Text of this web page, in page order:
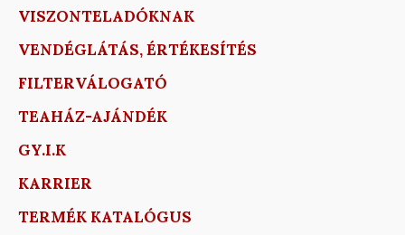
VISZONTELADÓKNAK
VENDÉGLÁTÁS, ÉRTÉKESÍTÉS
FILTERVÁLOGATÓ
TEAHÁZ-AJÁNDÉK
GY.I.K
KARRIER
TERMÉK KATALÓGUS